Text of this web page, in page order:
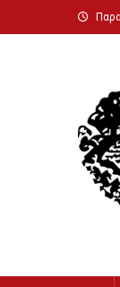
Μεταπηδήστε
στο